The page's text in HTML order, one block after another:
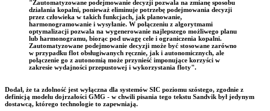
"Zautomatyzowane podejmowanie decyzji pozwala na zmianę sposobu
działania kopalni, ponieważ eliminuje potrzebę podejmowania decyzji
przez człowieka w takich funkcjach, jak planowanie,
harmonogramowanie i wysyłanie. W połączeniu z algorytmami
optymalizacji pozwala na wygenerowanie najlepszego możliwego planu
lub harmonogramu, biorąc pod uwagę cele i ograniczenia kopalni.
Zautomatyzowane podejmowanie decyzji może być stosowane zarówno
w przypadku flot obsługiwanych ręcznie, jak i autonomicznych, ale
połączenie go z autonomią może przynieść imponujące korzyści w
zakresie wydajności przepustowej i wykorzystania floty".
Dodał, że ta zdolność jest wyłączna dla systemów SIC poziomu szóstego, zgodnie z
definicją modelu dojrzałości GMG - w chwili pisania tego tekstu Sandvik był jedynym
dostawcą, którego technologie to zapewniają.